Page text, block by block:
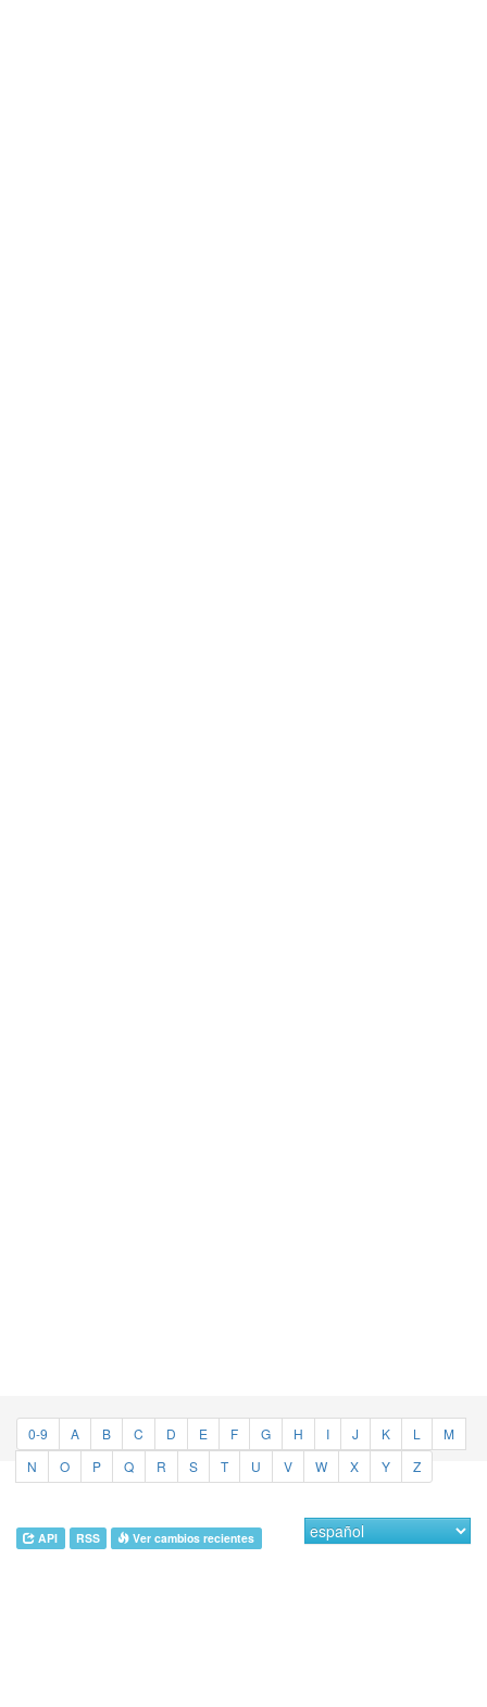
0-9 A B C D E F G H I J K L
M
N
O P Q R S T U V W X Y Z
API RSS Ver cambios recientes